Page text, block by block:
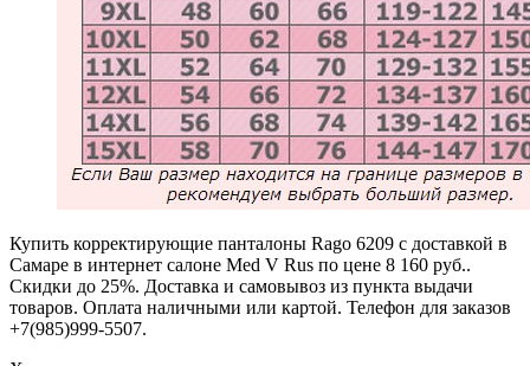
Купить корректирующие панталоны Rago 6209 с доставкой в
Самаре в интернет салоне Med V Rus по цене 8 160 руб..
Скидки до 25%. Доставка и самовывоз из пункта выдачи
товаров. Оплата наличными или картой. Телефон для заказов
+7(985)999-5507.